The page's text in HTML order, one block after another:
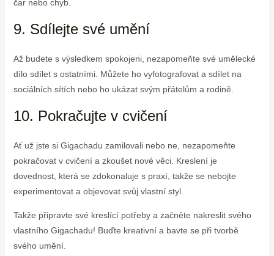
čar nebo chyb.
9. Sdílejte své umění
Až budete s výsledkem spokojeni, nezapomeňte své umělecké
dílo sdílet s ostatními. Můžete ho vyfotografovat a sdílet na
sociálních sítích nebo ho ukázat svým přátelům a rodině.
10. Pokračujte v cvičení
Ať už jste si Gigachadu zamilovali nebo ne, nezapomeňte
pokračovat v cvičení a zkoušet nové věci. Kreslení je
dovednost, která se zdokonaluje s praxí, takže se nebojte
experimentovat a objevovat svůj vlastní styl.
Takže připravte své kreslící potřeby a začněte nakreslit svého
vlastního Gigachadu! Buďte kreativní a bavte se při tvorbě
svého umění.